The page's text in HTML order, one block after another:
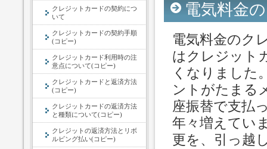
電気料金
電気料金のク
はクレジット
くなりました
ントがたまる
座振替で支払
年々増えてい
更を、引っ越
クレジットカードの契約につ
いて
クレジットカードの契約手順
(コピー)
クレジットカード利用時の注
意点について(コピー)
クレジットカードと返済方法
(コピー)
クレジットカードの返済方法
と種類について(コピー)
クレジットの返済方法とリボ
ルビング払い(コピー)